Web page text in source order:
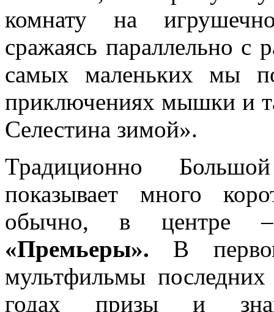
комнату на
сражаясь параллельно с
самых маленьких мы
приключениях мышки и
Селестина зимой».
Традиционно
показывает много
обычно, в
«Премьеры». В
мультфильмы
годах призы и